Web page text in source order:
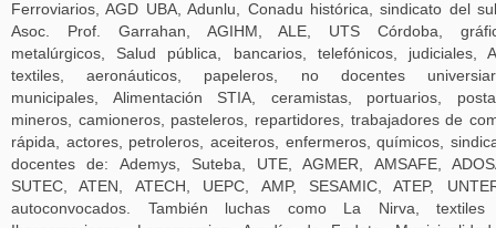
Ferroviarios, AGD UBA, Adunlu, Conadu histórica, sindicato del
Asoc. Prof. Garrahan, AGIHM, ALE, UTS Córdoba,
metalúrgicos, Salud pública, bancarios, telefónicos, judiciales,
textiles, aeronáuticos, papeleros, no docentes
municipales, Alimentación STIA, ceramistas, portuarios,
mineros, camioneros, pasteleros, repartidores, trabajadores de
rápida, actores, petroleros, aceiteros, enfermeros, químicos,
docentes de: Ademys, Suteba, UTE, AGMER, AMSAFE,
SUTEC, ATEN, ATECH, UEPC, AMP, SESAMIC, ATEP,
autoconvocados. También luchas como La Nirva,